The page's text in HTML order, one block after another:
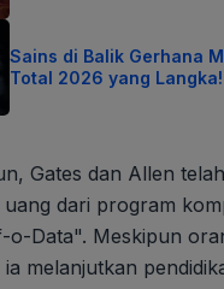
Sains di Balik Gerhana
Total 2026 yang Langka!
Gates dan Allen telah
uang dari program
o-Data". Meskipun
melanjutkan